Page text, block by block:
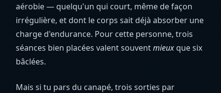
aérobie — quelqu'un qui court, même de façon
irrégulière, et dont le corps sait déjà absorber une
charge d'endurance. Pour cette personne, trois
séances bien placées valent souventmieux que six
bâclées.
Mais si tu pars du canapé, trois sorties par